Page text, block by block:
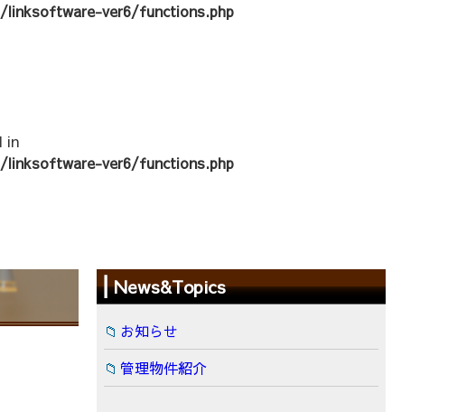
ver6/functions.php
in
ver6/functions.php
News&Topics
お知らせ
管理物件紹介